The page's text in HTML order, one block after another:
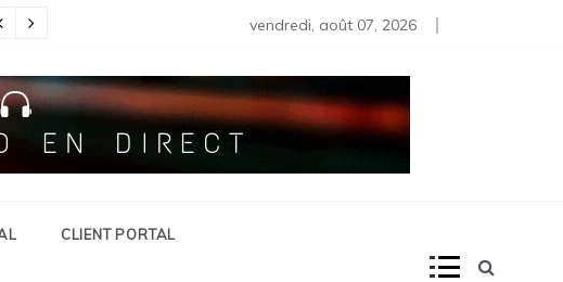
Pas moins de 80 diplomates rappelés | Haïti décrète l’État
vendredi, août 07, 2026
CLIENT PORTAL